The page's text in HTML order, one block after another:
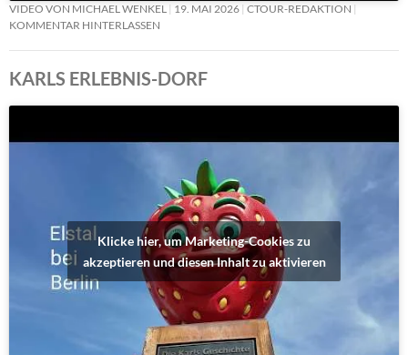
VIDEO VON MICHAEL WENKEL 19. MAI 2026 CTOUR-REDAKTION
KOMMENTAR HINTERLASSEN
KARLS ERLEBNIS-DORF
Klicke hier, um Marketing-Cookies zu
akzeptieren und diesen Inhalt zu aktivieren